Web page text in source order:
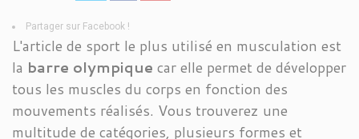
Partager sur Facebook !
L'article de sport le plus utilisé en musculation est
la barre olympique car elle permet de développer
tous les muscles du corps en fonction des
mouvements réalisés. Vous trouverez une
multitude de catégories, plusieurs formes et